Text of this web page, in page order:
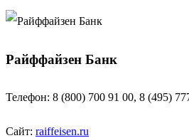
Райффайзен Банк
Телефон: 8 (800) 700 91 00, 8 (495)
Сайт: raiffeisen.ru